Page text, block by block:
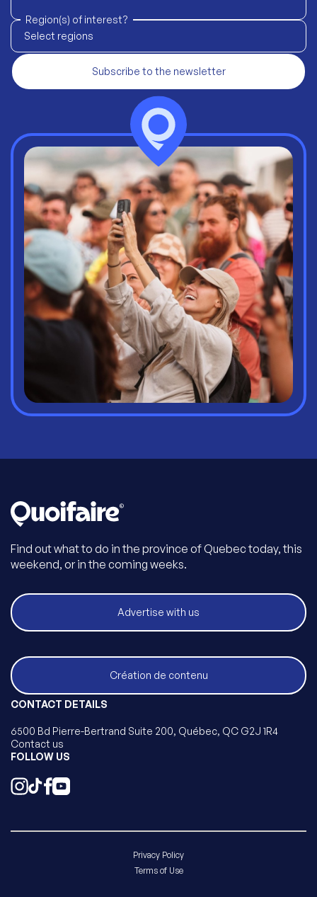
Region(s) of interest?
Select regions
Subscribe to the newsletter
Find out what to do in the province of Quebec today, this
weekend, or in the coming weeks.
Advertise with us
Création de contenu
CONTACT DETAILS
6500 Bd Pierre-Bertrand Suite 200, Québec, QC G2J 1R4
Contact us
FOLLOW US
Privacy Policy
Terms of Use